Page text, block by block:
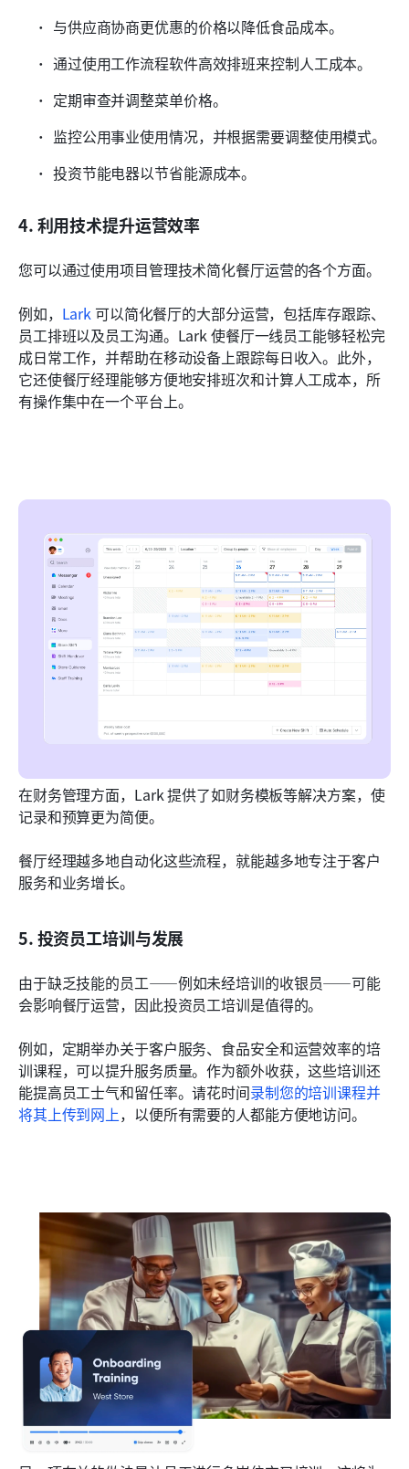
与供应商协商更优惠的价格以降低食品成本。
通过使用工作流程软件高效排班来控制人工成本。
定期审查并调整菜单价格。
监控公用事业使用情况，并根据需要调整使用模式。
投资节能电器以节省能源成本。
4. 利用技术提升运营效率
您可以通过使用项目管理技术简化餐厅运营的各个方面。
例如， Lark 可以简化餐厅的大部分运营，包括库存跟踪、
员工排班以及员工沟通。Lark 使餐厅一线员工能够轻松完
成日常工作，并帮助在移动设备上跟踪每日收入。此外，
它还使餐厅经理能够方便地安排班次和计算人工成本，所
有操作集中在一个平台上。
在财务管理方面，Lark 提供了如财务模板等解决方案，使
记录和预算更为简便。
餐厅经理越多地自动化这些流程，就能越多地专注于客户
服务和业务增长。
5. 投资员工培训与发展
由于缺乏技能的员工——例如未经培训的收银员——可能
会影响餐厅运营，因此投资员工培训是值得的。
例如，定期举办关于客户服务、食品安全和运营效率的培
训课程，可以提升服务质量。作为额外收获，这些培训还
能提高员工士气和留任率。请花时间录制您的培训课程并
将其上传到网上，以便所有需要的人都能方便地访问。